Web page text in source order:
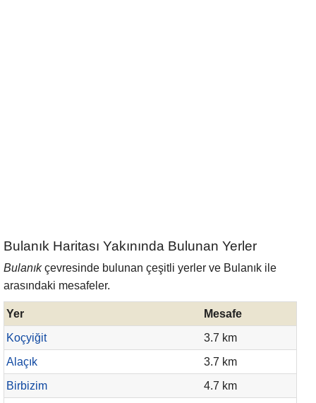
Bulanık Haritası Yakınında Bulunan Yerler
Bulanıkçevresinde bulunan çeşitli yerler ve Bulanık ile
arasındaki mesafeler.
Yer
Mesafe
Koçyiğit
3.7 km
Alaçık
3.7 km
Birbizim
4.7 km